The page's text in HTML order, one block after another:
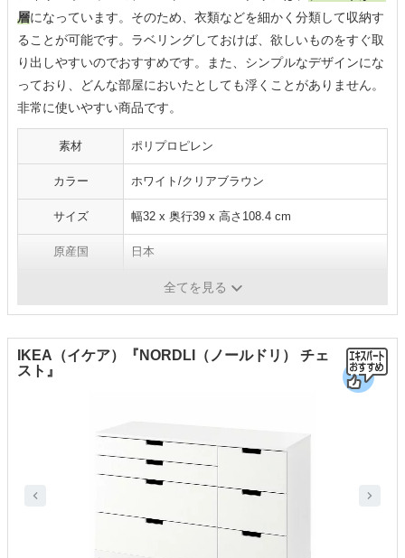
層になっています。そのため、衣類などを細かく分類して収納す
ることが可能です。ラベリングしておけば、欲しいものをすぐ取
り出しやすいのでおすすめです。また、シンプルなデザインにな
っており、どんな部屋においたとしても浮くことがありません。
非常に使いやすい商品です。
素材 ポリプロピレン
カラー ホワイト/クリアブラウン
サイズ 幅32 x 奥行39 x 高さ108.4 cm
原産国 日本
6.55kg全てを見る
IKEA（イケア）『NORDLI（ノールドリ） チェ
スト』